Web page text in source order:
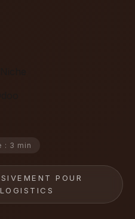
: 3 min
POUR